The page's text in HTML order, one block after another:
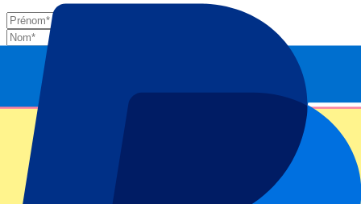
Envoyer
Vos informations seront utilisées conformément à notrePrivacy
Policy
Merci d'avoir envoyé le formulaire !
Informations sur l'événement